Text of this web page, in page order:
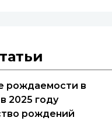
рождаемости в
2025 году
рождений